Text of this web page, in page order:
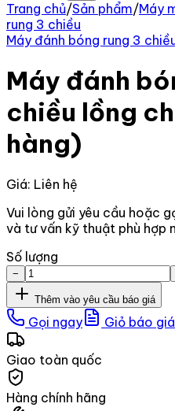
Trang chủ/Sản phẩm/Máy
rung 3 chiều
Máy đánh bóng rung 3
Máy đánh
chiều lồng
hàng)
Giá: Liên hệ
Vui lòng gửi yêu cầu hoặc
và tư vấn kỹ thuật phù hợp
Số lượng
−
Thêm vào yêu cầu báo giá
Gọi ngay Giỏ báo giá
Giao toàn quốc
Hàng chính hãng